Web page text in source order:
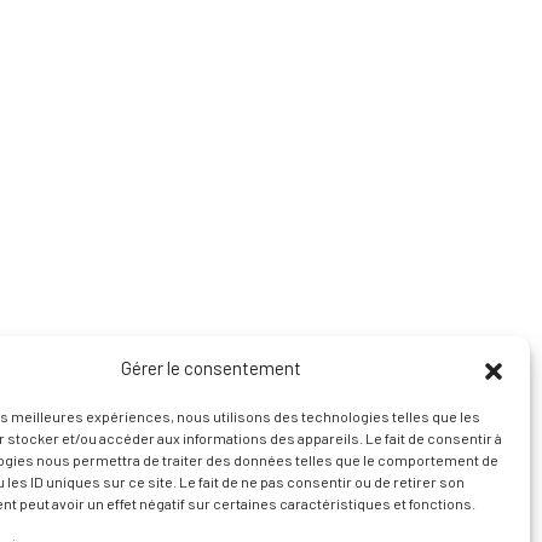
Gérer le consentement
meilleures expériences, nous utilisons des technologies telles que les
stocker et/ou accéder aux informations des appareils. Le fait de consentir à
nous permettra de traiter des données telles que le comportement de
les ID uniques sur ce site. Le fait de ne pas consentir ou de retirer son
peut avoir un effet négatif sur certaines caractéristiques et fonctions.